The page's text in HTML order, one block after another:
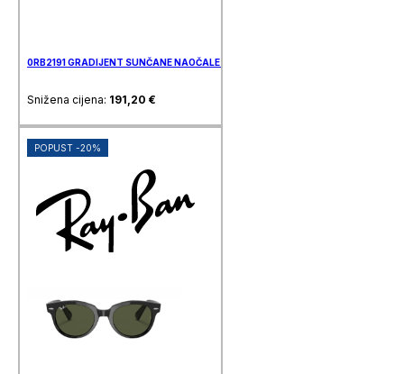
0RB2191 GRADIJENT SUNČANE NAOČALE RAY BAN
Snižena cijena: 191,20 €
POPUST -20%